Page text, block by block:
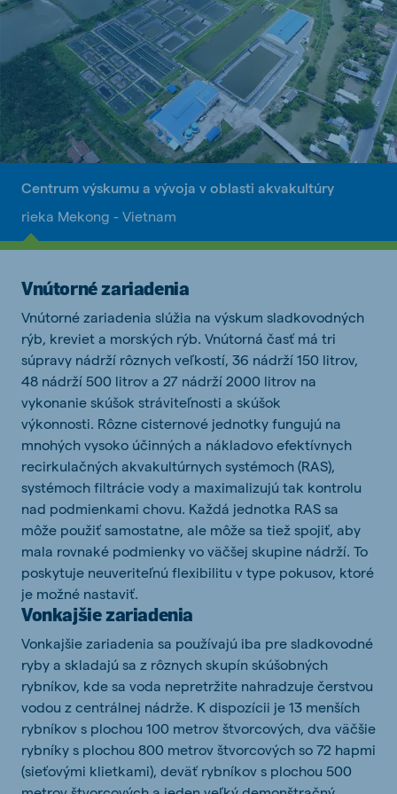
Centrum výskumu a vývoja v oblasti akvakultúry
rieka Mekong - Vietnam
Vnútorné zariadenia
Vnútorné zariadenia slúžia na výskum sladkovodných
rýb, kreviet a morských rýb. Vnútorná časť má tri
súpravy nádrží rôznych veľkostí, 36 nádrží 150 litrov,
48 nádrží 500 litrov a 27 nádrží 2000 litrov na
vykonanie skúšok stráviteľnosti a skúšok
výkonnosti. Rôzne cisternové jednotky fungujú na
mnohých vysoko účinných a nákladovo efektívnych
recirkulačných akvakultúrnych systémoch (RAS),
systémoch filtrácie vody a maximalizujú tak kontrolu
nad podmienkami chovu. Každá jednotka RAS sa
môže použiť samostatne, ale môže sa tiež spojiť, aby
mala rovnaké podmienky vo väčšej skupine nádrží. To
poskytuje neuveriteľnú flexibilitu v type pokusov, ktoré
je možné nastaviť.
Vonkajšie zariadenia
Vonkajšie zariadenia sa používajú iba pre sladkovodné
ryby a skladajú sa z rôznych skupín skúšobných
rybníkov, kde sa voda nepretržite nahradzuje čerstvou
vodou z centrálnej nádrže. K dispozícii je 13 menších
rybníkov s plochou 100 metrov štvorcových, dva väčšie
rybníky s plochou 800 metrov štvorcových so 72 hapmi
(sieťovými klietkami), deväť rybníkov s plochou 500